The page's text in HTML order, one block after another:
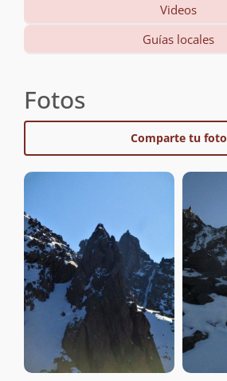
Videos
Guías locales
Fotos
Comparte tu foto